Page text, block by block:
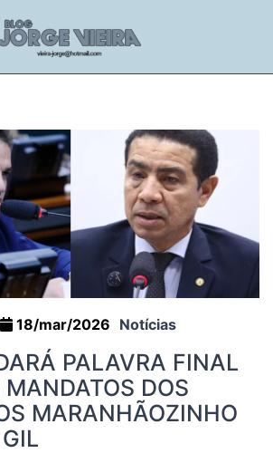
18/mar/2026 Notícias
PALAVRA FINAL
MANDATOS DOS
MARANHÃOZINHO